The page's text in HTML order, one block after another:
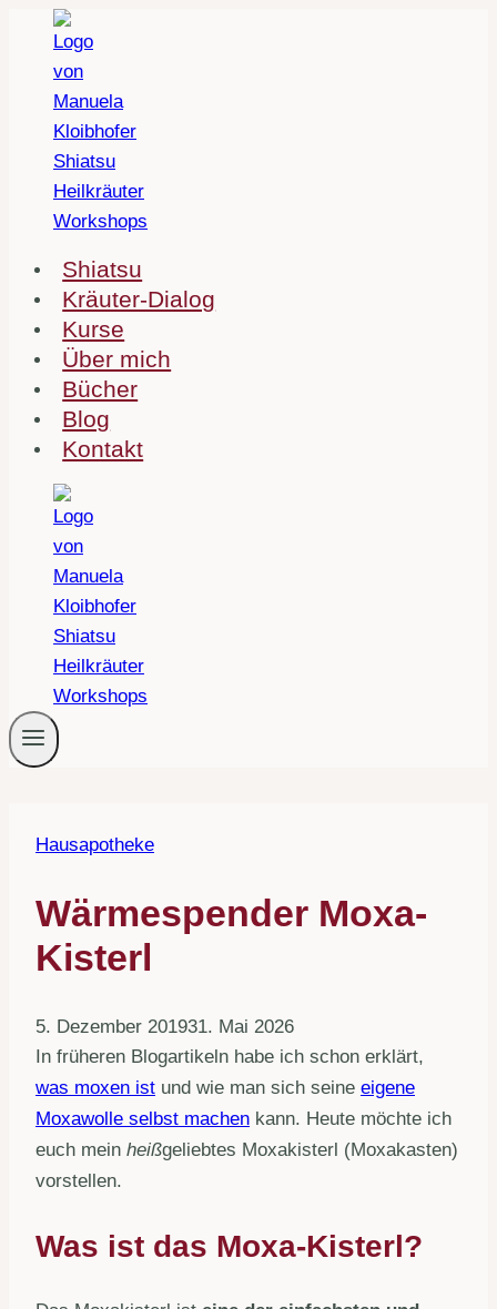
springen
Shiatsu
Kräuter-Dialog
Kurse
Über mich
Bücher
Blog
Kontakt
Hausapotheke
Wärmespender Moxa-
Kisterl
5. Dezember 201931. Mai 2026
In früheren Blogartikeln habe ich schon erklärt,
was moxen ist und wie man sich seine eigene
Moxawolle selbst machen kann. Heute möchte ich
euch mein heißgeliebtes Moxakisterl (Moxakasten)
vorstellen.
Was ist das Moxa-Kisterl?